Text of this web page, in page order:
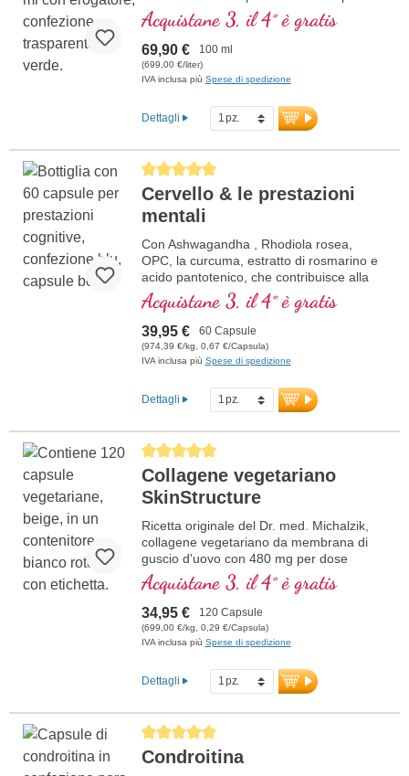
Dall'aloe vera fresca (senza polvere) con
acqua esagonale.
Acquistane 3, il 4° è gratis
69,90 € 100 ml
(699,00 €/liter)
IVA inclusa più Spese di spedizione
Dettagli
Average rating of 5 out of 5 stars
Cervello & le prestazioni
mentali
Con Ashwagandha , Rhodiola rosea,
OPC, la curcuma, estratto di rosmarino e
acido pantotenico, che contribuisce alla
normale prestazioni mentali ed è coinvolto
nella sintesi e nel metabolismo di diversi
neurotrasmettitori. Vitamine B bioattivo!
Acquistane 3, il 4° è gratis
39,95 € 60 Capsule
(974,39 €/kg, 0,67 €/Capsula)
IVA inclusa più Spese di spedizione
Dettagli
Average rating of 5 out of 5 stars
Collagene vegetariano
SkinStructure
Ricetta originale del Dr. med. Michalzik,
collagene vegetariano da membrana di
guscio d'uovo con 480 mg per dose
giornaliera, alto contenuto di collagene
veg. tipi I, V, X 160 mg, elastina veg. 130
mg e acido ialuronico veg. 30 mg e 10 mg
di licopene e vitamina C che contribuisce
alla normale formazione di collagene per
anni di esperienza nella produzione. Oltre
40 anni di esperienza nei nutrienti, migliori
massima purezza.
Acquistane 3, il 4° è gratis
34,95 € 120 Capsule
(699,00 €/kg, 0,29 €/Capsula)
IVA inclusa più Spese di spedizione
Dettagli
Average rating of 5 out of 5 stars
Condroitina